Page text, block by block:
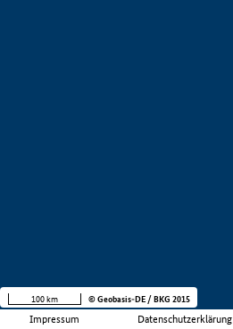
Impressum Datenschutzerklärung
100 km © Geobasis-DE / BKG 2015